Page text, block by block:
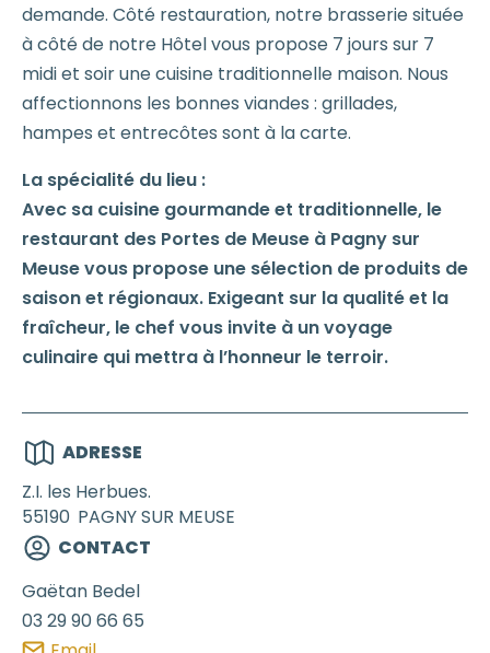
demande. Côté restauration, notre brasserie située
à côté de notre Hôtel vous propose 7 jours sur 7
midi et soir une cuisine traditionnelle maison. Nous
affectionnons les bonnes viandes : grillades,
hampes et entrecôtes sont à la carte.
La spécialité du lieu :
Avec sa cuisine gourmande et traditionnelle, le
restaurant des Portes de Meuse à Pagny sur
Meuse vous propose une sélection de produits de
saison et régionaux. Exigeant sur la qualité et la
fraîcheur, le chef vous invite à un voyage
culinaire qui mettra à l’honneur le terroir.
ADRESSE
Z.I. les Herbues.
55190 PAGNY SUR MEUSE
CONTACT
Gaëtan Bedel
03 29 90 66 65